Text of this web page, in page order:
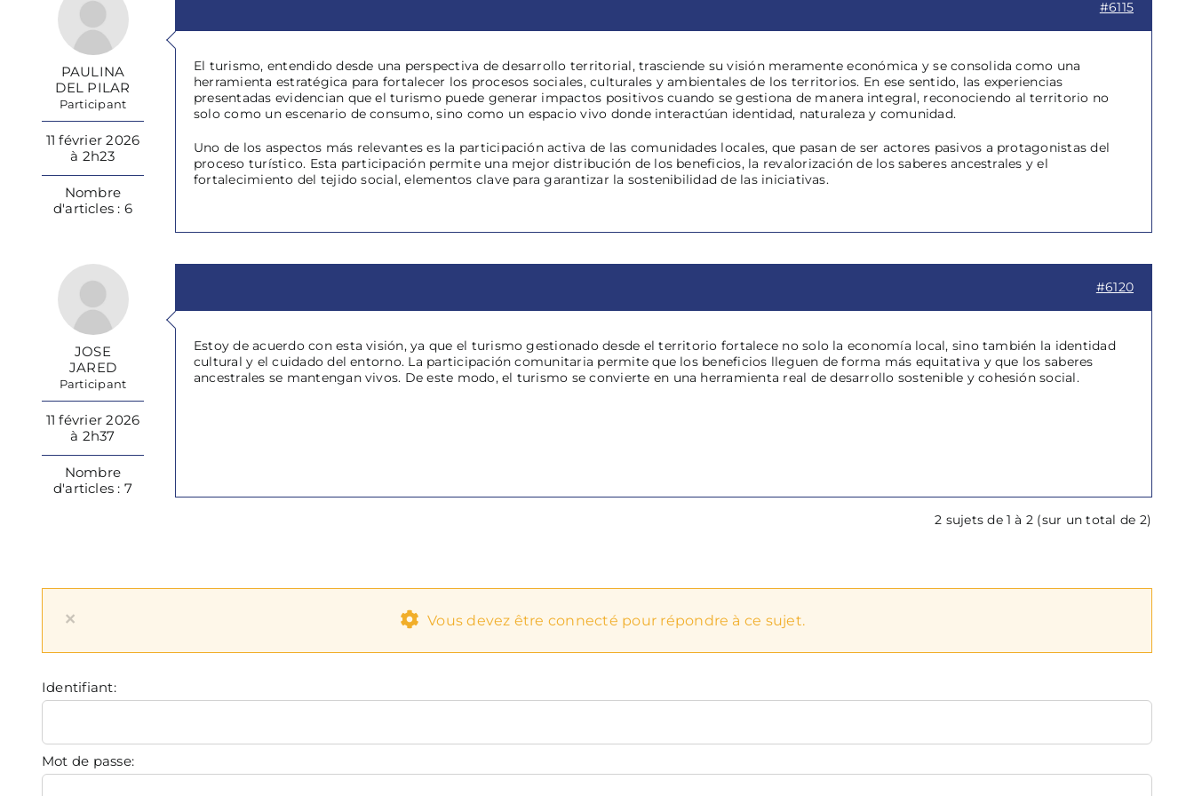
PAULINA
DEL PILAR
Participant
11 février 2026
à 2h23
Nombre
d'articles : 6
#6115
El turismo, entendido desde una perspectiva de desarrollo territorial, trasciende su visión meramente económica y se consolida como una
herramienta estratégica para fortalecer los procesos sociales, culturales y ambientales de los territorios. En ese sentido, las experiencias
presentadas evidencian que el turismo puede generar impactos positivos cuando se gestiona de manera integral, reconociendo al territorio no
solo como un escenario de consumo, sino como un espacio vivo donde interactúan identidad, naturaleza y comunidad.
Uno de los aspectos más relevantes es la participación activa de las comunidades locales, que pasan de ser actores pasivos a protagonistas del
proceso turístico. Esta participación permite una mejor distribución de los beneficios, la revalorización de los saberes ancestrales y el
fortalecimiento del tejido social, elementos clave para garantizar la sostenibilidad de las iniciativas.
JOSE
JARED
Participant
11 février 2026
à 2h37
Nombre
d'articles : 7
#6120
Estoy de acuerdo con esta visión, ya que el turismo gestionado desde el territorio fortalece no solo la economía local, sino también la identidad
cultural y el cuidado del entorno. La participación comunitaria permite que los beneficios lleguen de forma más equitativa y que los saberes
ancestrales se mantengan vivos. De este modo, el turismo se convierte en una herramienta real de desarrollo sostenible y cohesión social.
2 sujets de 1 à 2 (sur un total de 2)
× Vous devez être connecté pour répondre à ce sujet.
Identifiant:
Mot de passe: